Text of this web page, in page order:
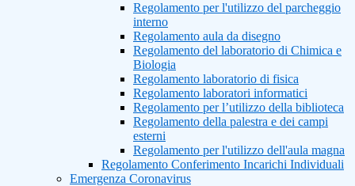
Regolamento per l'utilizzo del parcheggio
interno
Regolamento aula da disegno
Regolamento del laboratorio di Chimica e
Biologia
Regolamento laboratorio di fisica
Regolamento laboratori informatici
Regolamento per l’utilizzo della biblioteca
Regolamento della palestra e dei campi
esterni
Regolamento per l'utilizzo dell'aula magna
Regolamento Conferimento Incarichi Individuali
Emergenza Coronavirus